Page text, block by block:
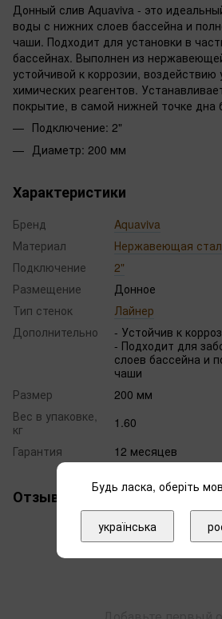
Донный слив Aquaviva - это
воды с нижних слоев бассейна и
чаши. Подходит для установки в
бассейнах. Выполнен из
устойчивой к коррозии,
химических реагентов.
покрытие, в самой нижней точке дна
Подключение: 2"
Диаметр: 200 мм
Характеристики
Бренд
Aquaviva
Материал
Нержавеющая
Подключение
2"
Размещение
Донное
Тип стенок
Лайнер
Дополнительно
- Устойчив к
- Подходит для
слоев бассейна и
чаши
Размер
200 мм
Вес в упаковке,
кг
1.60
Гарантия
12 месяцев
Отзывы
Будь ласка, оберіть
українська